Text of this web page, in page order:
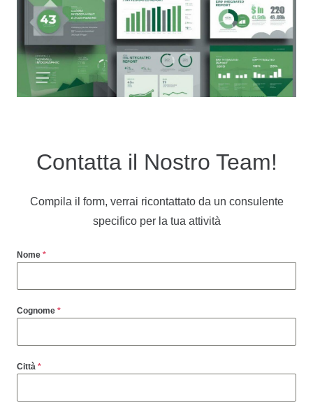
Contatta il Nostro Team!
Compila il form, verrai ricontattato da un consulente
specifico per la tua attività
Nome *
Cognome *
Città *